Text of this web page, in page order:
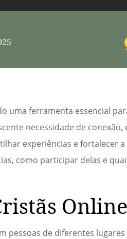
uma ferramenta essencial
necessidade de conexão,
experiências e fortalecer
como participar delas e
pessoas de diferentes